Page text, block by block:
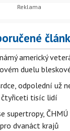
americký
duelu
odpolední už
čtyřiceti tisíc lidí
supertropy,
pro dvanáct krajů